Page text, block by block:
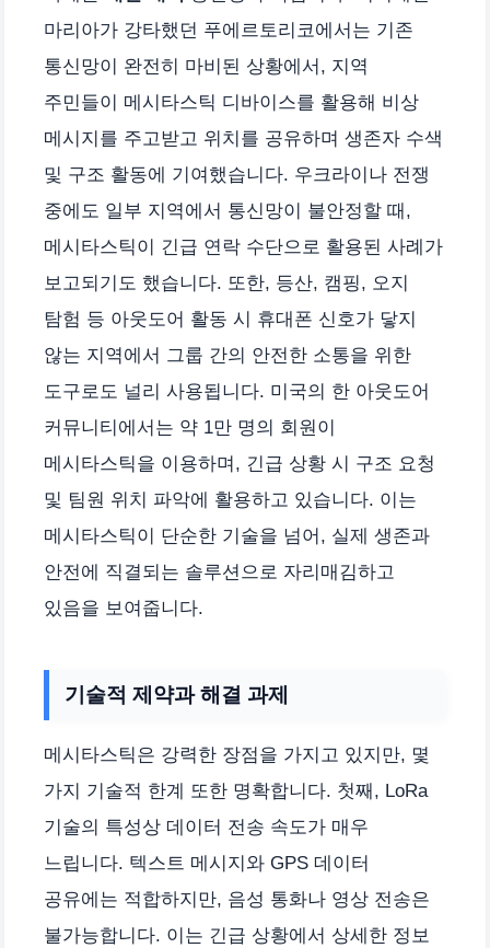
마리아가 강타했던 푸에르토리코에서는 기존
통신망이 완전히 마비된 상황에서, 지역
주민들이 메시타스틱 디바이스를 활용해 비상
메시지를 주고받고 위치를 공유하며 생존자 수색
및 구조 활동에 기여했습니다. 우크라이나 전쟁
중에도 일부 지역에서 통신망이 불안정할 때,
메시타스틱이 긴급 연락 수단으로 활용된 사례가
보고되기도 했습니다. 또한, 등산, 캠핑, 오지
탐험 등 아웃도어 활동 시 휴대폰 신호가 닿지
않는 지역에서 그룹 간의 안전한 소통을 위한
도구로도 널리 사용됩니다. 미국의 한 아웃도어
커뮤니티에서는 약 1만 명의 회원이
메시타스틱을 이용하며, 긴급 상황 시 구조 요청
및 팀원 위치 파악에 활용하고 있습니다. 이는
메시타스틱이 단순한 기술을 넘어, 실제 생존과
안전에 직결되는 솔루션으로 자리매김하고
있음을 보여줍니다.
기술적 제약과 해결 과제
메시타스틱은 강력한 장점을 가지고 있지만, 몇
가지 기술적 한계 또한 명확합니다. 첫째, LoRa
기술의 특성상 데이터 전송 속도가 매우
느립니다. 텍스트 메시지와 GPS 데이터
공유에는 적합하지만, 음성 통화나 영상 전송은
불가능합니다. 이는 긴급 상황에서 상세한 정보